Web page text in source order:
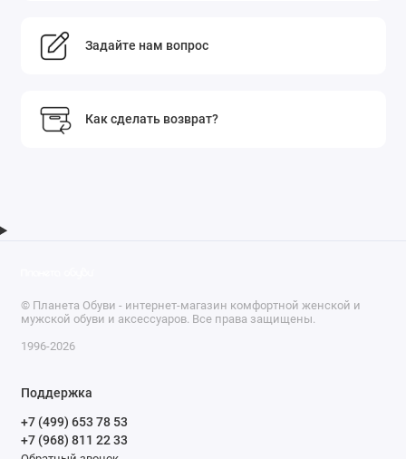
Задайте нам вопрос
Как сделать возврат?
© Планета Обуви - интернет-магазин комфортной женской и
мужской обуви и аксессуаров. Все права защищены.
1996-2026
Поддержка
+7 (499) 653 78 53
+7 (968) 811 22 33